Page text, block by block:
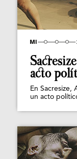
acto
En Sacresize,
un acto